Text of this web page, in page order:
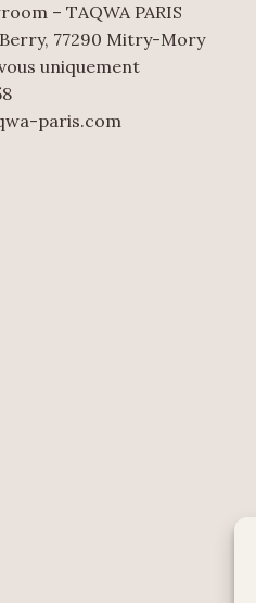
– TAQWA PARIS
Berry, 77290 Mitry-Mory
uniquement
paris.com